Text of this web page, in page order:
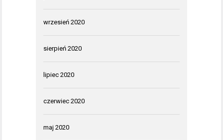
wrzesień 2020
sierpień 2020
lipiec 2020
czerwiec 2020
maj 2020